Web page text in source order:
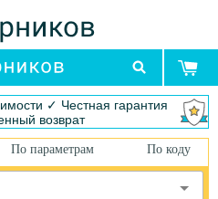
✓ Честная гарантия
возврат
По параметрам По коду